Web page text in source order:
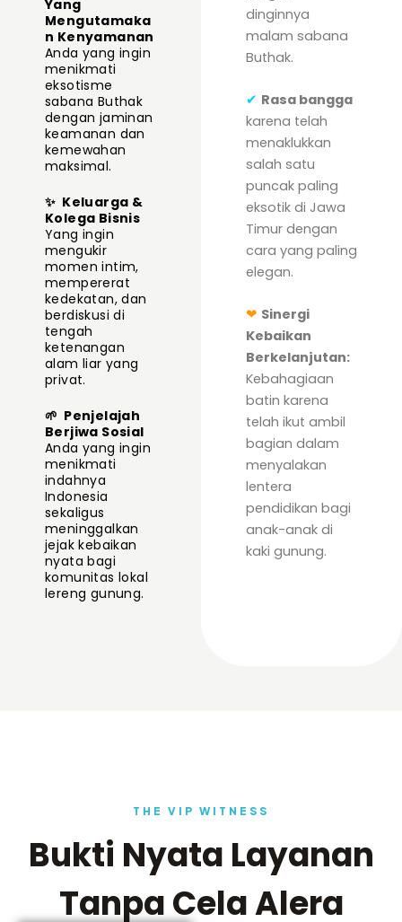
Yang
Mengutamaka
n Kenyamanan
Anda yang ingin
menikmati
eksotisme
sabana Buthak
dengan jaminan
keamanan dan
kemewahan
maksimal.
✨ Keluarga &
Kolega Bisnis
Yang ingin
mengukir
momen intim,
mempererat
kedekatan, dan
berdiskusi di
tengah
ketenangan
alam liar yang
privat.
🌱 Penjelajah
Berjiwa Sosial
Anda yang ingin
menikmati
indahnya
Indonesia
sekaligus
meninggalkan
jejak kebaikan
nyata bagi
komunitas lokal
lereng gunung.
dinginnya
malam sabana
Buthak.
✔ Rasa bangga
karena telah
menaklukkan
salah satu
puncak paling
eksotik di Jawa
Timur dengan
cara yang paling
elegan.
❤ Sinergi
Kebaikan
Berkelanjutan:
Kebahagiaan
batin karena
telah ikut ambil
bagian dalam
menyalakan
lentera
pendidikan bagi
anak-anak di
kaki gunung.
THE VIP WITNESS
Bukti Nyata Layanan
Tanpa Cela Alera